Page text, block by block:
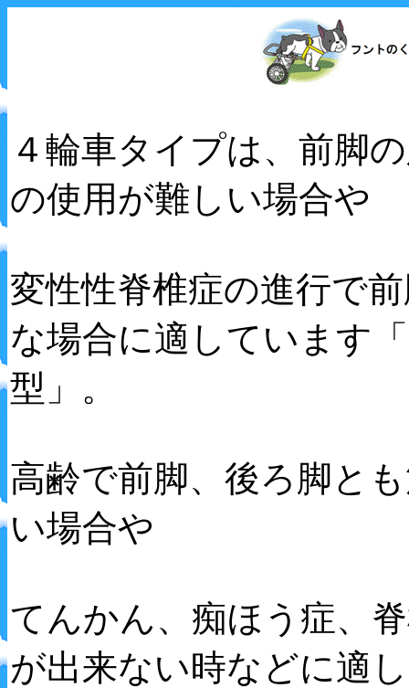
４輪車タイプは、前脚
の使用が難しい場合や
変性性脊椎症の進行で
な場合に適しています
型」。
高齢で前脚、後ろ脚と
い場合や
てんかん、痴ほう症、
が出来ない時などに適